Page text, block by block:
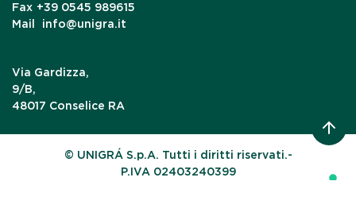
Fax +39 0545 989615
Mail
info@unigra.it
Via Gardizza,
9/B,
48017 Conselice RA
© UNIGRÁ S.p.A. Tutti i diritti riservati.-
P.IVA 02403240399